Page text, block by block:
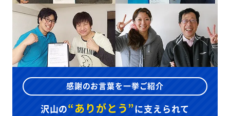
感謝のお言葉を一挙ご紹介
沢山の“ありがとう”に支えられて